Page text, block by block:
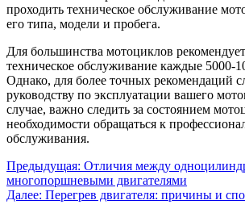
проходить техническое обслуживание
его типа, модели и пробега.
Для большинства мотоциклов
техническое обслуживание каждые 5000-
Однако, для более точных рекомендаций
руководству по эксплуатации вашего
случае, важно следить за состоянием
необходимости обращаться к
обслуживания.
Навигация
по
Предыдущая: Отличия между
многопоршневыми двигателями
Далее: Перегрев двигателя: причины и